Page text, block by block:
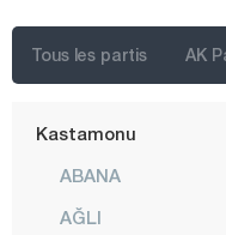
Tous les partis AK
Kars
Kastamonu
ABANA
AĞLI